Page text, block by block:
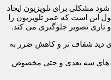
مشکلی برای تلویزیون ایجاد
این است که عمر تلویزیون را
و تاری تصویر جلوگیری می کند.
دید شفاف تر و کاهش ضرر به
های سه بعدی و حتی مخصوص